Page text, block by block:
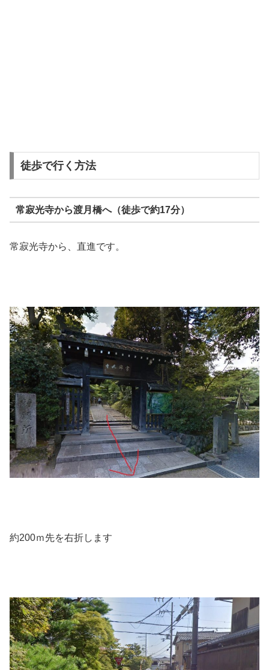
徒歩で行く方法
常寂光寺から渡月橋へ（徒歩で約17分）
常寂光寺から、直進です。
約200ｍ先を右折します